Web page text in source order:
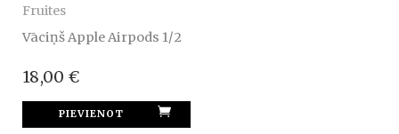
Fruites
Vāciņš Apple Airpods 1/2
18,00 €